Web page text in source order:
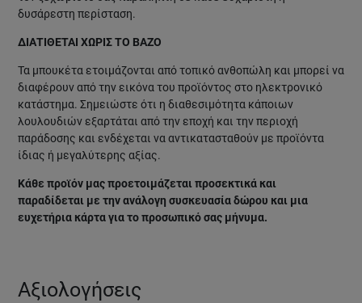
δυσάρεστη περίσταση.
ΔΙΑΤΙΘΕΤΑΙ ΧΩΡΙΣ ΤΟ ΒΑΖΟ
Τα μπουκέτα ετοιμάζονται από τοπικό ανθοπώλη και μπορεί να
διαφέρουν από την εικόνα του προϊόντος στο ηλεκτρονικό
κατάστημα. Σημειώστε ότι η διαθεσιμότητα κάποιων
λουλουδιών εξαρτάται από την εποχή και την περιοχή
παράδοσης και ενδέχεται να αντικατασταθούν με προϊόντα
ίδιας ή μεγαλύτερης αξίας.
Κάθε προϊόν μας προετοιμάζεται προσεκτικά και
παραδίδεται με την ανάλογη συσκευασία δώρου και μια
ευχετήρια κάρτα για το προσωπικό σας μήνυμα.
Αξιολογήσεις